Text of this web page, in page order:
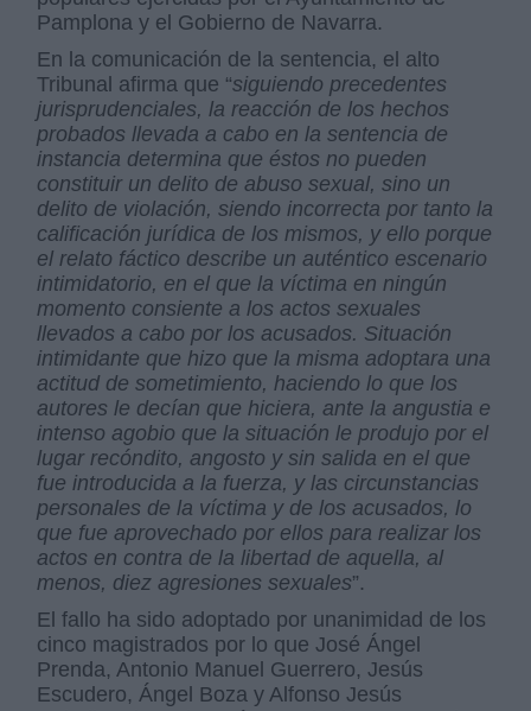
Pamplona y el Gobierno de Navarra.
En la comunicación de la sentencia, el alto
Tribunal afirma que “siguiendo precedentes
jurisprudenciales, la reacción de los hechos
probados llevada a cabo en la sentencia de
instancia determina que éstos no pueden
constituir un delito de abuso sexual, sino un
delito de violación, siendo incorrecta por tanto la
calificación jurídica de los mismos, y ello porque
el relato fáctico describe un auténtico escenario
intimidatorio, en el que la víctima en ningún
momento consiente a los actos sexuales
llevados a cabo por los acusados. Situación
intimidante que hizo que la misma adoptara una
actitud de sometimiento, haciendo lo que los
autores le decían que hiciera, ante la angustia e
intenso agobio que la situación le produjo por el
lugar recóndito, angosto y sin salida en el que
fue introducida a la fuerza, y las circunstancias
personales de la víctima y de los acusados, lo
que fue aprovechado por ellos para realizar los
actos en contra de la libertad de aquella, al
menos, diez agresiones sexuales”.
El fallo ha sido adoptado por unanimidad de los
cinco magistrados por lo que José Ángel
Prenda, Antonio Manuel Guerrero, Jesús
Escudero, Ángel Boza y Alfonso Jesús